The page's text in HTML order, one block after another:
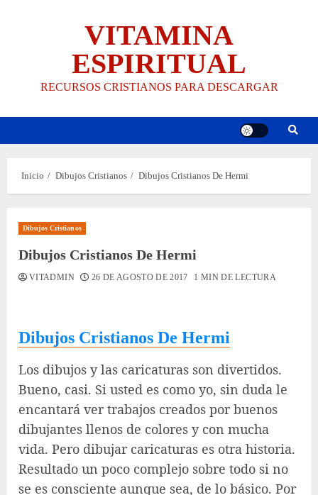
VITAMINA
ESPIRITUAL
RECURSOS CRISTIANOS PARA DESCARGAR
Inicio Dibujos Cristianos Dibujos Cristianos De Hermi
Dibujos Cristianos
Dibujos Cristianos De Hermi
VITADMIN 26 DE AGOSTO DE 2017 1 MIN DE LECTURA
Dibujos Cristianos De Hermi
Los dibujos y las caricaturas son divertidos.
Bueno, casi. Si usted es como yo, sin duda le
encantará ver trabajos creados por buenos
dibujantes llenos de colores y con mucha
vida. Pero dibujar caricaturas es otra historia.
Resultado un poco complejo sobre todo si no
se es consciente aunque sea, de lo básico. Por